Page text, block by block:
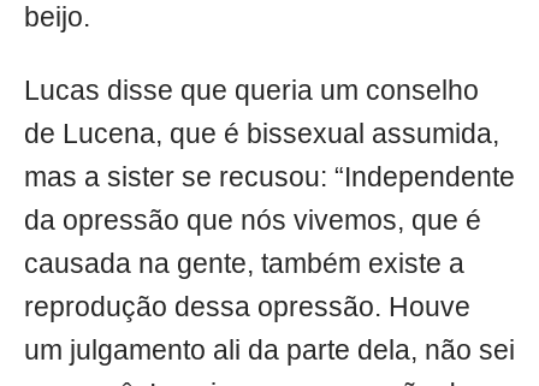
beijo.
Lucas disse que queria um conselho
de Lucena, que é bissexual assumida,
mas a sister se recusou: “Independente
da opressão que nós vivemos, que é
causada na gente, também existe a
reprodução dessa opressão. Houve
um julgamento ali da parte dela, não sei